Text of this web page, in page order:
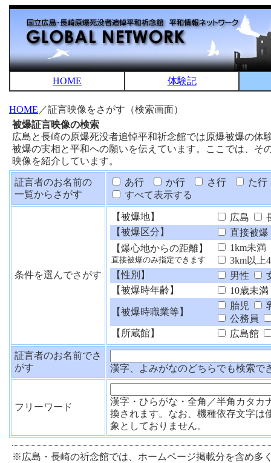
HOME 体験記
HOME ／証言映像をさがす（検索画面）
被爆証言映像の検索
広島と長崎の原爆死没者追悼平和祈念館では原爆被爆の
被爆の実相と平和への願いを伝えています。ここでは、
映像を紹介しています。
証言者のお名前の
一覧からさがす
あ行 か行 さ行
た行
すべて表示する
条件を選んでさがす
【被爆地】 広島
【被爆区分】
直接被爆
【爆心地からの距離】
直接被爆のみ指定できます
1km未満
3km以上
【性別】
男性
【被爆時年齢】
10歳未満
【被爆時職業等】
胎児
公務員
【所蔵館】
広島館
証言者のお名前でさ
がす
漢字、よみがなのどちらでも検索で
フリーワード
漢字・ひらがな・全角／半角カタカ
換されます。なお、機種依存文字は
象としておりません。
※広島・長崎の祈念館では、ホームページ掲載分を含め多